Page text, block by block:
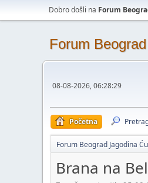
Dobro došli na Forum
Forum
08-08-2026, 06:28:29
Početna
Forum Beograd Jagodina
Brana na